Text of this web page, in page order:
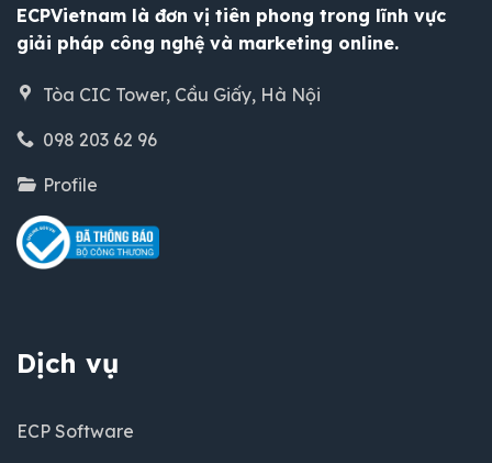
ECPVietnam là đơn vị tiên phong trong lĩnh vực
giải pháp công nghệ và marketing online.
Tòa CIC Tower, Cầu Giấy, Hà Nội
098 203 62 96
Profile
Dịch vụ
ECP Software